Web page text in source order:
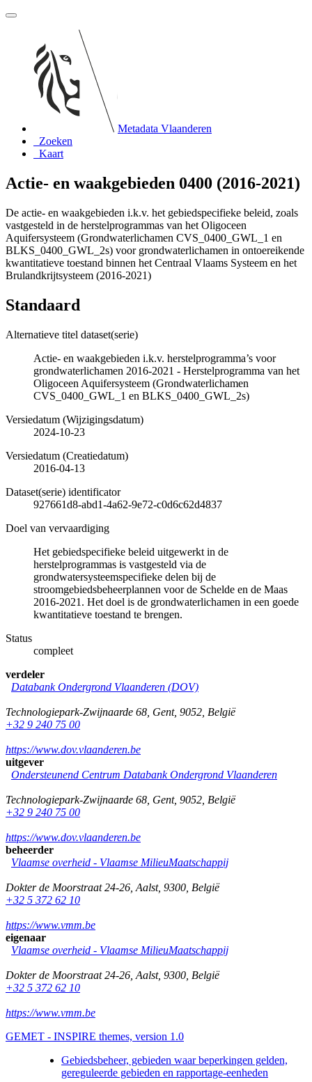
Metadata Vlaanderen
Zoeken
Kaart
Actie- en waakgebieden 0400 (2016-2021)
De actie- en waakgebieden i.k.v. het gebiedspecifieke beleid, zoals
vastgesteld in de herstelprogrammas van het Oligoceen
Aquifersysteem (Grondwaterlichamen CVS_0400_GWL_1 en
BLKS_0400_GWL_2s) voor grondwaterlichamen in ontoereikende
kwantitatieve toestand binnen het Centraal Vlaams Systeem en het
Brulandkrijtsysteem (2016-2021)
Standaard
Alternatieve titel dataset(serie)
Actie- en waakgebieden i.k.v. herstelprogramma’s voor
grondwaterlichamen 2016-2021 - Herstelprogramma van het
Oligoceen Aquifersysteem (Grondwaterlichamen
CVS_0400_GWL_1 en BLKS_0400_GWL_2s)
Versiedatum (Wijzigingsdatum)
2024-10-23
Versiedatum (Creatiedatum)
2016-04-13
Dataset(serie) identificator
927661d8-abd1-4a62-9e72-c0d6c62d4837
Doel van vervaardiging
Het gebiedspecifieke beleid uitgewerkt in de
herstelprogrammas is vastgesteld via de
grondwatersysteemspecifieke delen bij de
stroomgebiedsbeheerplannen voor de Schelde en de Maas
2016-2021. Het doel is de grondwaterlichamen in een goede
kwantitatieve toestand te brengen.
Status
compleet
verdeler
Databank Ondergrond Vlaanderen (DOV)
Technologiepark-Zwijnaarde 68 Gent, 9052 België
+32 9 240 75 00
https://www.dov.vlaanderen.be
uitgever
Ondersteunend Centrum Databank Ondergrond Vlaanderen
Technologiepark-Zwijnaarde 68 Gent, 9052 België
+32 9 240 75 00
https://www.dov.vlaanderen.be
beheerder
Vlaamse overheid - Vlaamse MilieuMaatschappij
Dokter de Moorstraat 24-26 Aalst, 9300 België
+32 5 372 62 10
https://www.vmm.be
eigenaar
Vlaamse overheid - Vlaamse MilieuMaatschappij
Dokter de Moorstraat 24-26 Aalst, 9300 België
+32 5 372 62 10
https://www.vmm.be
GEMET - INSPIRE themes, version 1.0
Gebiedsbeheer, gebieden waar beperkingen gelden,
gereguleerde gebieden en rapportage-eenheden